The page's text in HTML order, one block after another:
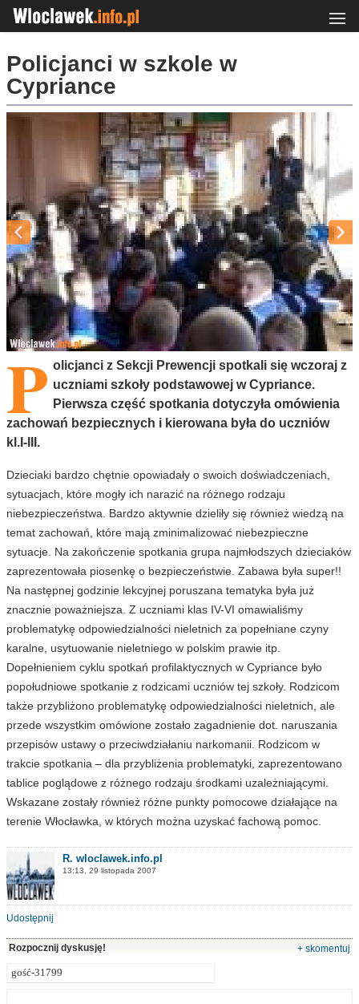
Policjanci w szkole w
Cypriance
P olicjanci z Sekcji Prewencji spotkali się wczoraj z
uczniami szkoły podstawowej w Cypriance.
Pierwsza część spotkania dotyczyła omówienia
zachowań bezpiecznych i kierowana była do uczniów
kl.I-III.
Dzieciaki bardzo chętnie opowiadały o swoich doświadczeniach,
sytuacjach, które mogły ich narazić na różnego rodzaju
niebezpieczeństwa. Bardzo aktywnie dzieliły się również wiedzą na
temat zachowań, które mają zminimalizować niebezpieczne
sytuacje. Na zakończenie spotkania grupa najmłodszych dzieciaków
zaprezentowała piosenkę o bezpieczeństwie. Zabawa była super!!
Na następnej godzinie lekcyjnej poruszana tematyka była już
znacznie poważniejsza. Z uczniami klas IV-VI omawialiśmy
problematykę odpowiedzialności nieletnich za popełniane czyny
karalne, usytuowanie nieletniego w polskim prawie itp.
Dopełnieniem cyklu spotkań profilaktycznych w Cypriance było
popołudniowe spotkanie z rodzicami uczniów tej szkoły. Rodzicom
także przybliżono problematykę odpowiedzialności nieletnich, ale
przede wszystkim omówione zostało zagadnienie dot. naruszania
przepisów ustawy o przeciwdziałaniu narkomanii. Rodzicom w
trakcie spotkania – dla przybliżenia problematyki, zaprezentowano
tablice poglądowe z różnego rodzaju środkami uzależniającymi.
Wskazane zostały również różne punkty pomocowe działające na
terenie Włocławka, w których można uzyskać fachową pomoc.
R. wloclawek.info.pl
13:13, 29 listopada 2007
Udostępnij
Rozpocznij dyskusję! + skomentuj